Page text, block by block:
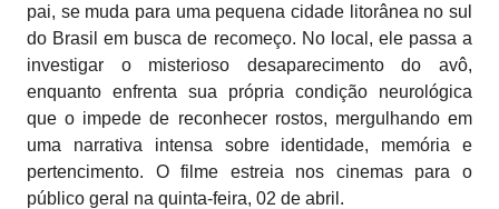
pai, se muda para uma pequena cidade litorânea no sul
do Brasil em busca de recomeço. No local, ele passa a
investigar o misterioso desaparecimento do avô,
enquanto enfrenta sua própria condição neurológica
que o impede de reconhecer rostos, mergulhando em
uma narrativa intensa sobre identidade, memória e
pertencimento. O filme estreia nos cinemas para o
público geral na quinta-feira, 02 de abril.